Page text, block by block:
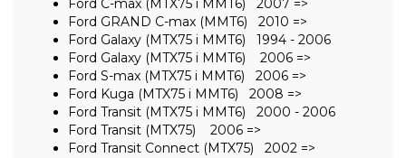
Ford C-max (MTX75 i MMT6) 2007 =>
Ford GRAND C-max (MMT6) 2010 =>
Ford Galaxy (MTX75 i MMT6) 1994 - 2006
Ford Galaxy (MTX75 i MMT6) 2006 =>
Ford S-max (MTX75 i MMT6) 2006 =>
Ford Kuga (MTX75 i MMT6) 2008 =>
Ford Transit (MTX75 i MMT6) 2000 - 2006
Ford Transit (MTX75) 2006 =>
Ford Transit Connect (MTX75) 2002 =>